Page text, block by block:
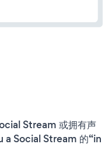
Stream 或拥有声
Social Stream 的“in